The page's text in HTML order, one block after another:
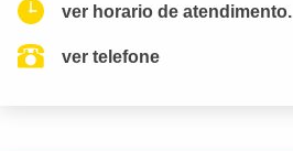
ver horario de atendimento.
ver telefone